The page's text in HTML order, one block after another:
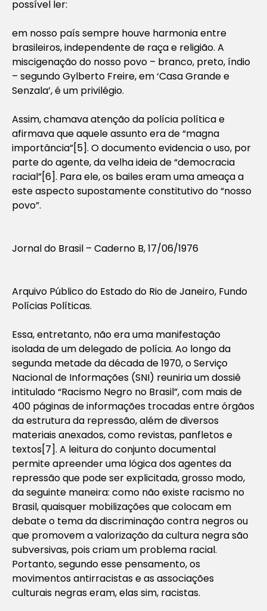
possível ler:
em nosso país sempre houve harmonia entre
brasileiros, independente de raça e religião. A
miscigenação do nosso povo – branco, preto, índio
– segundo Gylberto Freire, em ‘Casa Grande e
Senzala’, é um privilégio.
Assim, chamava atenção da polícia política e
afirmava que aquele assunto era de “magna
importância”[5]. O documento evidencia o uso, por
parte do agente, da velha ideia de “democracia
racial”[6]. Para ele, os bailes eram uma ameaça a
este aspecto supostamente constitutivo do “nosso
povo”.
Jornal do Brasil – Caderno B, 17/06/1976
Arquivo Público do Estado do Rio de Janeiro, Fundo
Polícias Políticas.
Essa, entretanto, não era uma manifestação
isolada de um delegado de polícia. Ao longo da
segunda metade da década de 1970, o Serviço
Nacional de Informações (SNI) reuniria um dossiê
intitulado “Racismo Negro no Brasil”, com mais de
400 páginas de informações trocadas entre órgãos
da estrutura da repressão, além de diversos
materiais anexados, como revistas, panfletos e
textos[7]. A leitura do conjunto documental
permite apreender uma lógica dos agentes da
repressão que pode ser explicitada, grosso modo,
da seguinte maneira: como não existe racismo no
Brasil, quaisquer mobilizações que colocam em
debate o tema da discriminação contra negros ou
que promovem a valorização da cultura negra são
subversivas, poiscriamum problema racial.
Portanto, segundo esse pensamento, os
movimentos antirracistas e as associações
culturais negras eram, elas sim, racistas.